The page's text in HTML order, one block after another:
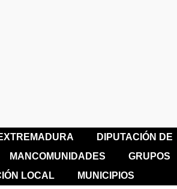
DIPUTACIÓN DE
MANCOMUNIDADES
GRUPOS
LOCAL
MUNICIPIOS